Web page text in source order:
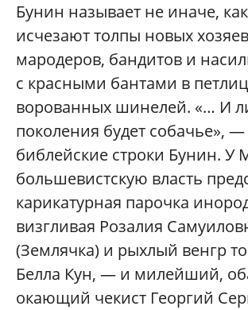
Бунин называет не иначе,
исчезают толпы новых
мародеров, бандитов и
с красными бантами в
ворованных шинелей. «… И
поколения будет собачье»,
библейские строки Бунин. У
большевистскую власть
карикатурная парочка
визгливая Розалия
(Землячка) и рыхлый венгр
Белла Кун, — и милейший,
окающий чекист Георгий